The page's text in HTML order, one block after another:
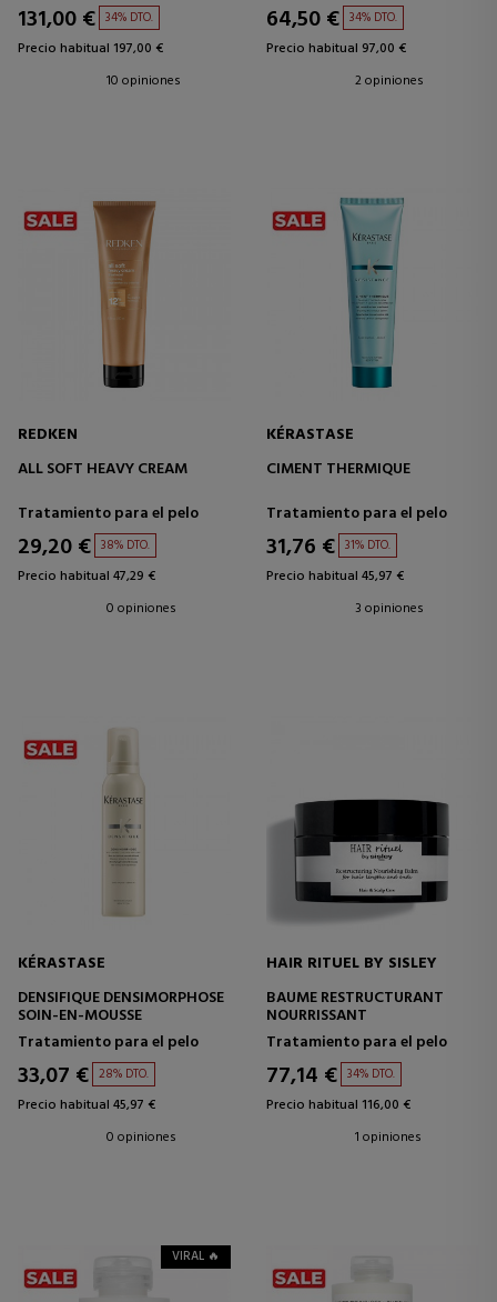
131,00 € 34% DTO.
Precio habitual 197,00 €
10 opiniones
64,50 € 34% DTO.
Precio habitual 97,00 €
2 opiniones
REDKEN
ALL SOFT HEAVY CREAM
Tratamiento para el pelo
29,20 € 38% DTO.
Precio habitual 47,29 €
0 opiniones
KÉRASTASE
CIMENT THERMIQUE
Tratamiento para el pelo
31,76 € 31% DTO.
Precio habitual 45,97 €
3 opiniones
KÉRASTASE
DENSIFIQUE DENSIMORPHOSE
SOIN-EN-MOUSSE
Tratamiento para el pelo
33,07 € 28% DTO.
Precio habitual 45,97 €
0 opiniones
HAIR RITUEL BY SISLEY
BAUME RESTRUCTURANT
NOURRISSANT
Tratamiento para el pelo
77,14 € 34% DTO.
Precio habitual 116,00 €
1 opiniones
VIRAL 🔥